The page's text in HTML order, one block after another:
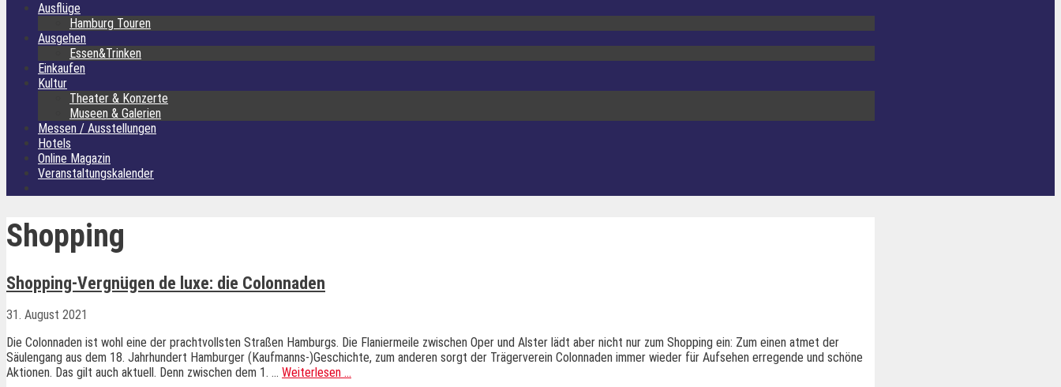
Ausflüge
Hamburg Touren
Ausgehen
Essen&Trinken
Einkaufen
Kultur
Theater & Konzerte
Museen & Galerien
Messen / Ausstellungen
Hotels
Online Magazin
Veranstaltungskalender
Shopping
Shopping-Vergnügen de luxe: die Colonnaden
31. August 2021
Die Colonnaden ist wohl eine der prachtvollsten Straßen Hamburgs. Die Flaniermeile zwischen Oper und Alster lädt aber nicht nur zum Shopping ein: Zum einen atmet der
Säulengang aus dem 18. Jahrhundert Hamburger (Kaufmanns-)Geschichte, zum anderen sorgt der Trägerverein Colonnaden immer wieder für Aufsehen erregende und schöne
Aktionen. Das gilt auch aktuell. Denn zwischen dem 1. … Weiterlesen …